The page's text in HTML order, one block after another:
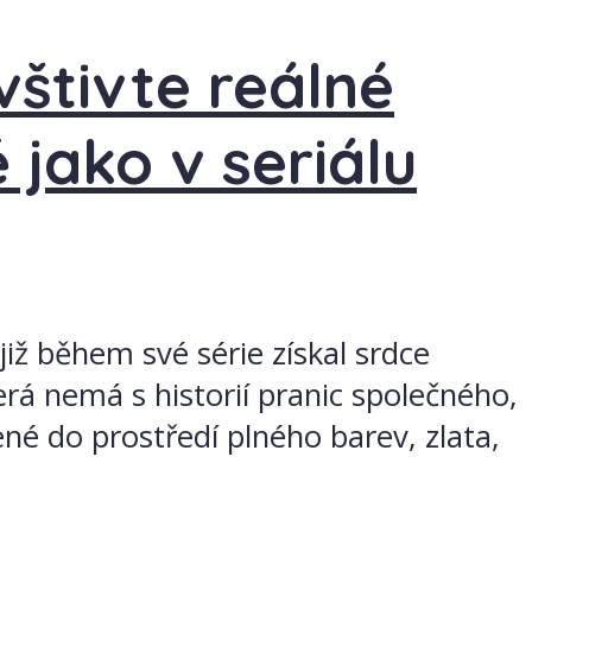
reálné
jako v seriálu
během své série získal srdce
nemá s historií pranic společného,
do prostředí plného barev, zlata,